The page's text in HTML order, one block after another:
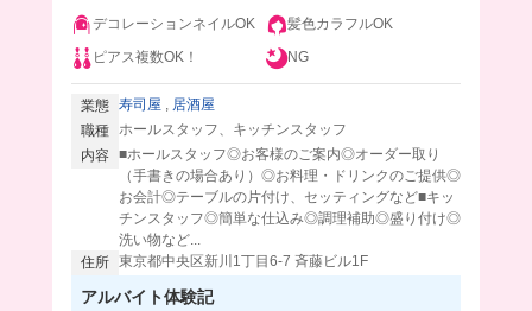
デコレーションネイルOK
髪色カラフルOK
ピアス複数OK！
NG
業態 寿司屋 , 居酒屋
職種 ホールスタッフ、キッチンスタッフ
内容 ■ホールスタッフ◎お客様のご案内◎オーダー取り
（手書きの場合あり）◎お料理・ドリンクのご提供◎
お会計◎テーブルの片付け、セッティングなど■キッ
チンスタッフ◎簡単な仕込み◎調理補助◎盛り付け◎
洗い物など...
住所 東京都中央区新川1丁目6-7 斉藤ビル1F
アルバイト体験記